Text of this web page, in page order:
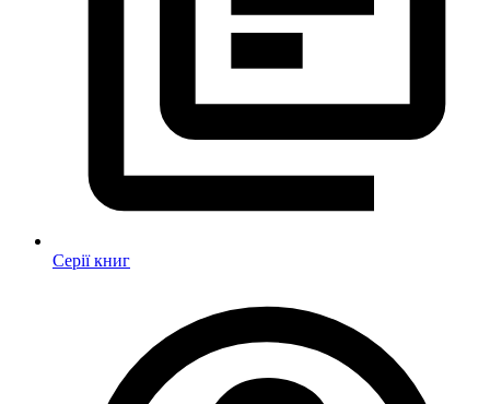
Серії книг